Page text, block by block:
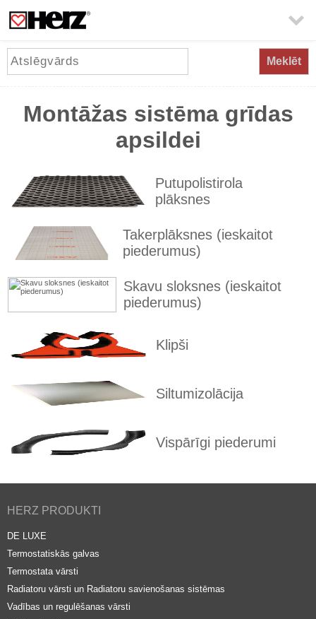

Meklēt
Montāžas sistēma grīdas
apsildei
Putupolistirola
plāksnes
Takerplāksnes (ieskaitot
piederumus)
Skavu sloksnes (ieskaitot
piederumus)
Klipši
Siltumizolācija
Vispārīgi piederumi
HERZ PRODUKTI
DE LUXE
Termostatiskās galvas
Termostata vārsti
Radiatoru vārsti un Radiatoru savienošanas sistēmas
Vadības un regulēšanas vārsti